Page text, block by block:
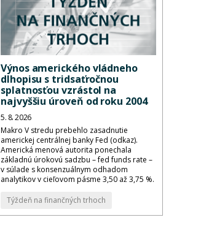
Výnos amerického vládneho
dlhopisu s tridsaťročnou
splatnosťou vzrástol na
najvyššiu úroveň od roku 2004
5. 8. 2026
Makro V stredu prebehlo zasadnutie
americkej centrálnej banky Fed (odkaz).
Americká menová autorita ponechala
základnú úrokovú sadzbu – fed funds rate –
v súlade s konsenzuálnym odhadom
analytikov v cieľovom pásme 3,50 až 3,75 %.
Týždeň na finančných trhoch